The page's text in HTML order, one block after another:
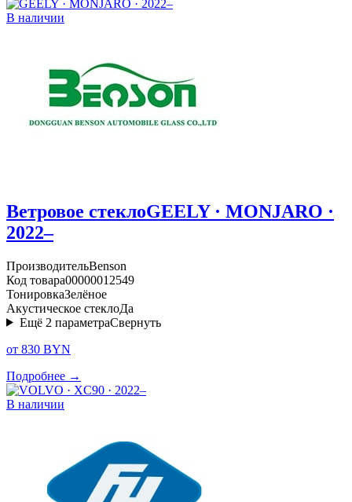
В наличии
Ветровое стеклоGEELY · MONJARO ·
2022–
ПроизводительBenson
Код товара00000012549
ТонировкаЗелёное
Акустическое стеклоДа
Ещё 2 параметраСвернуть
от 830 BYN
Подробнее →
В наличии